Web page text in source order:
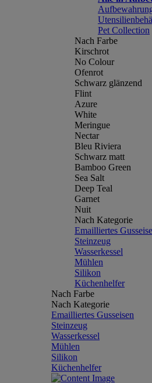
Pet Collection
Nach Farbe
Kirschrot
No Colour
Ofenrot
Schwarz glänzend
Flint
Azure
White
Meringue
Nectar
Bleu Riviera
Schwarz matt
Bamboo Green
Sea Salt
Deep Teal
Garnet
Nuit
Nach Kategorie
Emailliertes
Steinzeug
Wasserkessel
Mühlen
Silikon
Küchenhelfer
Nach Farbe
Nach Kategorie
Emailliertes Gusseisen
Steinzeug
Wasserkessel
Mühlen
Silikon
Küchenhelfer